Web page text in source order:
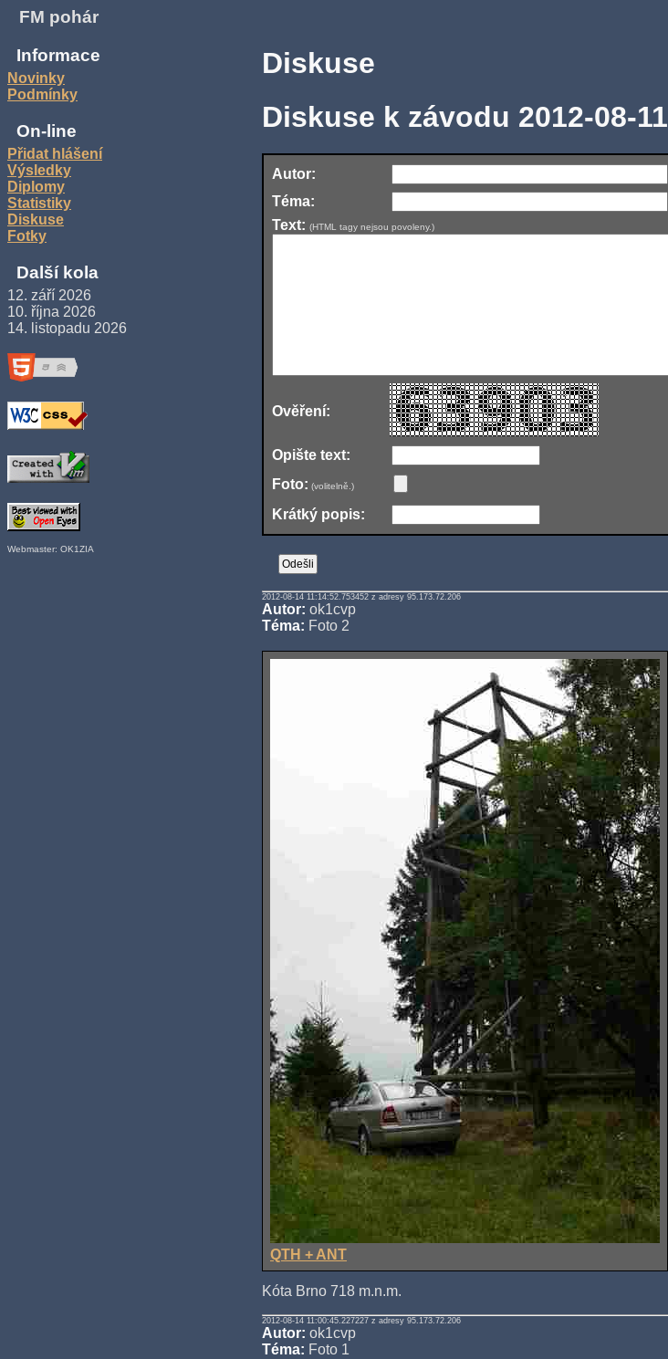
FM pohár
Informace
Novinky
Podmínky
On-line
Přidat hlášení
Výsledky
Diplomy
Statistiky
Diskuse
Fotky
Další kola
12. září 2026
10. října 2026
14. listopadu 2026
Webmaster: OK1ZIA
Diskuse
Diskuse k závodu 2012-08-11
Autor:
Téma:
Text: (HTML tagy nejsou povoleny.)
Ověření:
Opište text:
Foto: (volitelně.)
Krátký popis:
2012-08-14 11:14:52.753452 z adresy 95.173.72.206
Autor: ok1cvp
Téma: Foto 2
QTH + ANT
Kóta Brno 718 m.n.m.
2012-08-14 11:00:45.227227 z adresy 95.173.72.206
Autor: ok1cvp
Téma: Foto 1